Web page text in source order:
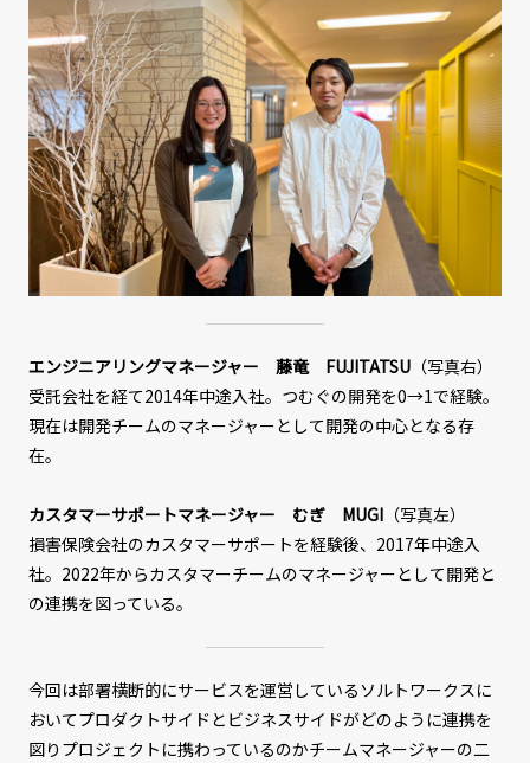
エンジニアリングマネージャー 藤竜 FUJITATSU（写真右）
受託会社を経て2014年中途入社。つむぐの開発を0→1で経験。
現在は開発チームのマネージャーとして開発の中心となる存
在。
カスタマーサポートマネージャー むぎ MUGI（写真左）
損害保険会社のカスタマーサポートを経験後、2017年中途入
社。2022年からカスタマーチームのマネージャーとして開発と
の連携を図っている。
今回は部署横断的にサービスを運営しているソルトワークスに
おいてプロダクトサイドとビジネスサイドがどのように連携を
図りプロジェクトに携わっているのかチームマネージャーの二